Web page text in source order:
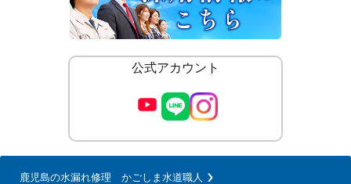
公式アカウント
鹿児島の水漏れ修理 かごしま水道職人